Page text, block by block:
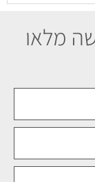
מלאו